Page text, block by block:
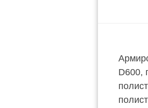
D600,